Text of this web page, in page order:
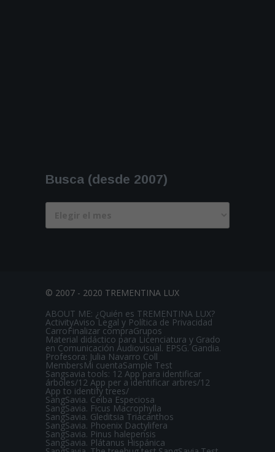
Busca (desde 2007)
(desde
© 2007 - 2020 TREMENTINA LUX
ABOUT ME: ¿Quién es TREMENTINA LUX?
ActivityAviso Legal y Política de Privacidad
CarroFinalizar compraGrupos
Material didáctico para Licenciatura y Grado
en Comunicación Audiovisual. EPSG. Gandia.
Profesora: Julia Navarro Coll
MembersMi cuentaSample Test
Sangsavia tools: 12 App para identificar
árboles/12 App per a identificar arbres/12
App to identify trees/
SangSavia. Ceiba Especiosa
SangSavia. Ficus Macrophylla
SangSavia. Gleditsia Triacanthos
SangSavia. Phoenix Dactylifera
SangSavia. Pinus halepensis
SangSavia. Plátanus Hispánica